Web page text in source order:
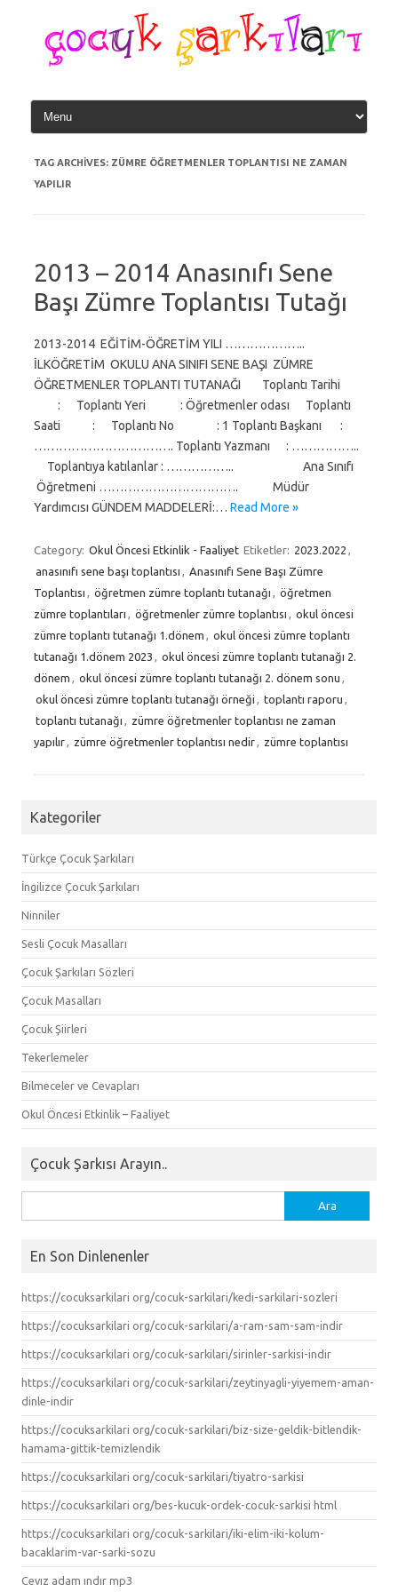
content
TAG ARCHIVES: ZÜMRE ÖĞRETMENLER TOPLANTISI NE ZAMAN
YAPILIR
2013 – 2014 Anasınıfı Sene
Başı Zümre Toplantısı Tutağı
2013-2014 EĞİTİM-ÖĞRETİM YILI ………………..
İLKÖĞRETİM OKULU ANA SINIFI SENE BAŞI ZÜMRE
ÖĞRETMENLER TOPLANTI TUTANAĞI Toplantı Tarihi
: Toplantı Yeri : Öğretmenler odası Toplantı
Saati : Toplantı No : 1 Toplantı Başkanı :
……………………………. Toplantı Yazmanı : ……………..
Toplantıya katılanlar : …………….. Ana Sınıfı
Öğretmeni ……………………………. Müdür
Yardımcısı GÜNDEM MADDELERİ:… Read More »
Category: Okul Öncesi Etkinlik - Faaliyet Etiketler: 2023.2022
anasınıfı sene başı toplantısı
Anasınıfı Sene Başı Zümre
Toplantısı
öğretmen zümre toplantı tutanağı
öğretmen
zümre toplantıları
öğretmenler zümre toplantısı
okul öncesi
zümre toplantı tutanağı 1.dönem
okul öncesi zümre toplantı
tutanağı 1.dönem 2023
okul öncesi zümre toplantı tutanağı 2.
dönem
okul öncesi zümre toplantı tutanağı 2. dönem sonu
okul öncesi zümre toplantı tutanağı örneği
toplantı raporu
toplantı tutanağı
zümre öğretmenler toplantısı ne zaman
yapılır
zümre öğretmenler toplantısı nedir zümre toplantısı
Kategoriler
Türkçe Çocuk Şarkıları
İngilizce Çocuk Şarkıları
Ninniler
Sesli Çocuk Masalları
Çocuk Şarkıları Sözleri
Çocuk Masalları
Çocuk Şiirleri
Tekerlemeler
Bilmeceler ve Cevapları
Okul Öncesi Etkinlik – Faaliyet
Çocuk Şarkısı Arayın..
En Son Dinlenenler
https://cocuksarkilari org/cocuk-sarkilari/kedi-sarkilari-sozleri
https://cocuksarkilari org/cocuk-sarkilari/a-ram-sam-sam-indir
https://cocuksarkilari org/cocuk-sarkilari/sirinler-sarkisi-indir
https://cocuksarkilari org/cocuk-sarkilari/zeytinyagli-yiyemem-aman-
dinle-indir
https://cocuksarkilari org/cocuk-sarkilari/biz-size-geldik-bitlendik-
hamama-gittik-temizlendik
https://cocuksarkilari org/cocuk-sarkilari/tiyatro-sarkisi
https://cocuksarkilari org/bes-kucuk-ordek-cocuk-sarkisi html
https://cocuksarkilari org/cocuk-sarkilari/iki-elim-iki-kolum-
bacaklarim-var-sarki-sozu
Cevız adam ındır mp3